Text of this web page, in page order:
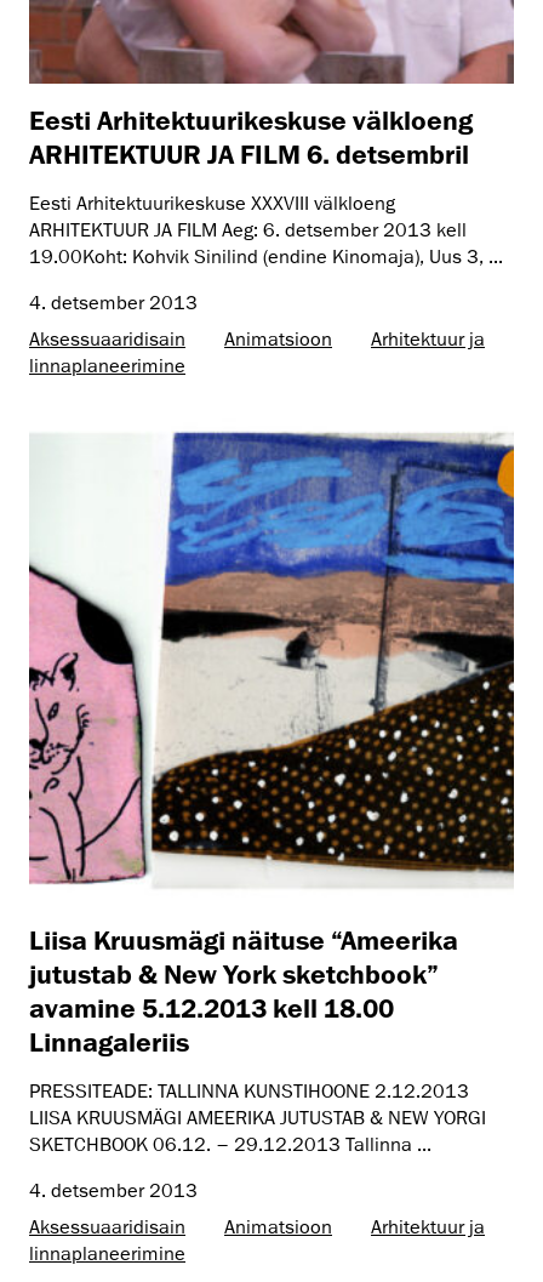
Eesti Arhitektuurikeskuse välkloeng
ARHITEKTUUR JA FILM 6. detsembril
Eesti Arhitektuurikeskuse XXXVIII välkloeng
ARHITEKTUUR JA FILM Aeg: 6. detsember 2013 kell
19.00Koht: Kohvik Sinilind (endine Kinomaja), Uus 3, ...
4. detsember 2013
Aksessuaaridisain
Animatsioon
Arhitektuur ja
linnaplaneerimine
Liisa Kruusmägi näituse “Ameerika
jutustab & New York sketchbook”
avamine 5.12.2013 kell 18.00
Linnagaleriis
PRESSITEADE: TALLINNA KUNSTIHOONE 2.12.2013
LIISA KRUUSMÄGI AMEERIKA JUTUSTAB & NEW YORGI
SKETCHBOOK 06.12. – 29.12.2013 Tallinna ...
4. detsember 2013
Aksessuaaridisain
Animatsioon
Arhitektuur ja
linnaplaneerimine